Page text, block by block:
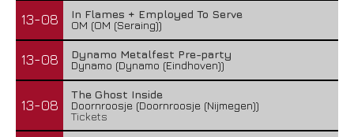
13-08
In Flames + Employed To Serve
OM (OM (Seraing))
13-08
Dynamo Metalfest Pre-party
Dynamo (Dynamo (Eindhoven))
13-08
The Ghost Inside
Doornroosje (Doornroosje (Nijmegen))
Tickets